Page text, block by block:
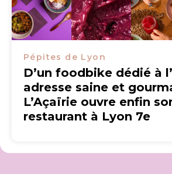
Pépites de Lyon
D’un foodbike dédié à
adresse saine et
L’Açaïrie ouvre enfin
restaurant à Lyon 7e